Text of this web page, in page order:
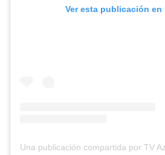
Ver esta publicación en